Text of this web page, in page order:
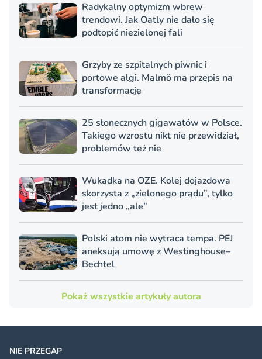
Radykalny optymizm wbrew
trendowi. Jak Oatly nie dało się
podtopić niezielonej fali
Grzyby ze szpitalnych piwnic i
portowe algi. Malmö ma przepis na
transformację
25 słonecznych gigawatów w Polsce.
Takiego wzrostu nikt nie przewidział,
problemów też nie
Wukadka na OZE. Kolej dojazdowa
skorzysta z „zielonego prądu”, tylko
jest jedno „ale”
Polski atom nie wytraca tempa. PEJ
aneksują umowę z Westinghouse–
Bechtel
Pokaż wszystkie artykuły autora
NIE PRZEGAP